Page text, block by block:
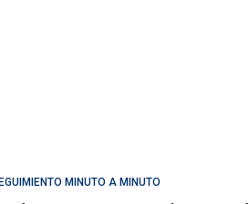
MINUTO A MINUTO